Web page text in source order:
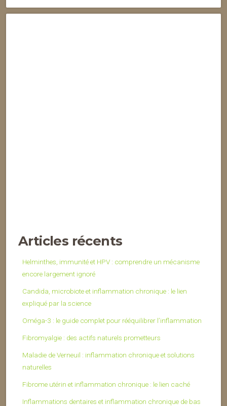
Articles récents
Helminthes, immunité et HPV : comprendre un mécanisme
encore largement ignoré
Candida, microbiote et inflammation chronique : le lien
expliqué par la science
Oméga-3 : le guide complet pour rééquilibrer l’inflammation
Fibromyalgie : des actifs naturels prometteurs
Maladie de Verneuil : inflammation chronique et solutions
naturelles
Fibrome utérin et inflammation chronique : le lien caché
Inflammations dentaires et inflammation chronique de bas